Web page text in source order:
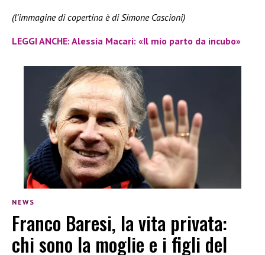
(l’immagine di copertina è di Simone Cascioni)
LEGGI ANCHE: Alessia Macari: «Il mio parto da incubo»
NEWS
Franco Baresi, la vita privata:
chi sono la moglie e i figli del